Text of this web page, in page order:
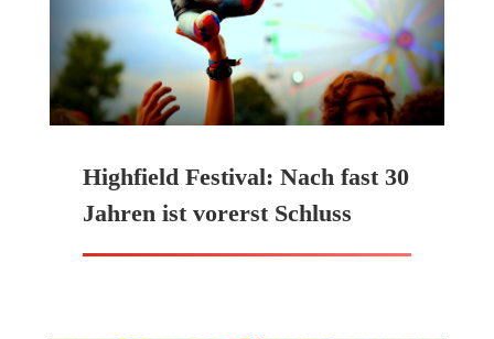
Highfield Festival: Nach fast 30
Jahren ist vorerst Schluss